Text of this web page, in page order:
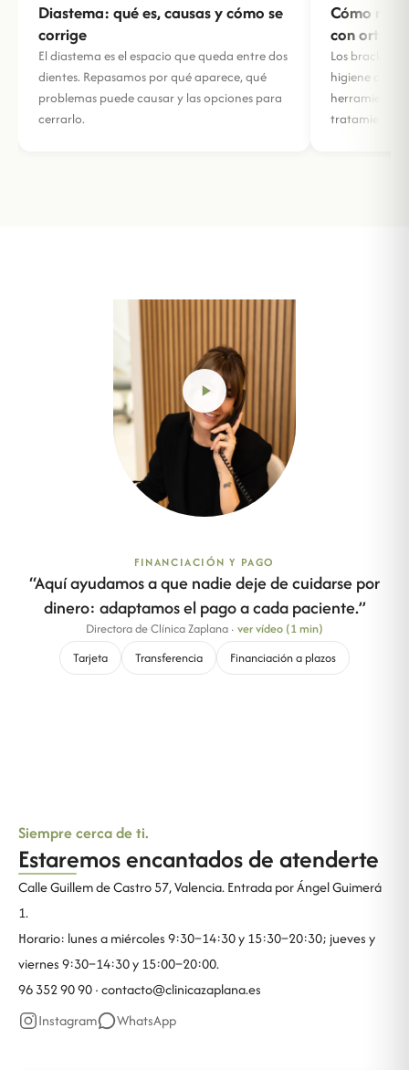
Diastema: qué es, causas y cómo se
corrige
El diastema es el espacio que queda entre dos
dientes. Repasamos por qué aparece, qué
problemas puede causar y las opciones para
cerrarlo.
Cómo
con
Los brackets
higiene
tratamiento.
FINANCIACIÓN Y PAGO
“Aquí ayudamos a que nadie deje de cuidarse por
dinero: adaptamos el pago a cada paciente.”
Directora de Clínica Zaplana · ver vídeo (1 min)
Tarjeta
Transferencia Financiación a plazos
Siempre cerca de ti.
Estaremos encantados de atenderte
Calle Guillem de Castro 57, Valencia. Entrada por Ángel Guimerá
1.
Horario: lunes a miércoles 9:30–14:30 y 15:30–20:30; jueves y
viernes 9:30–14:30 y 15:00–20:00.
96 352 90 90 ·contacto@clinicazaplana.es
Instagram
WhatsApp